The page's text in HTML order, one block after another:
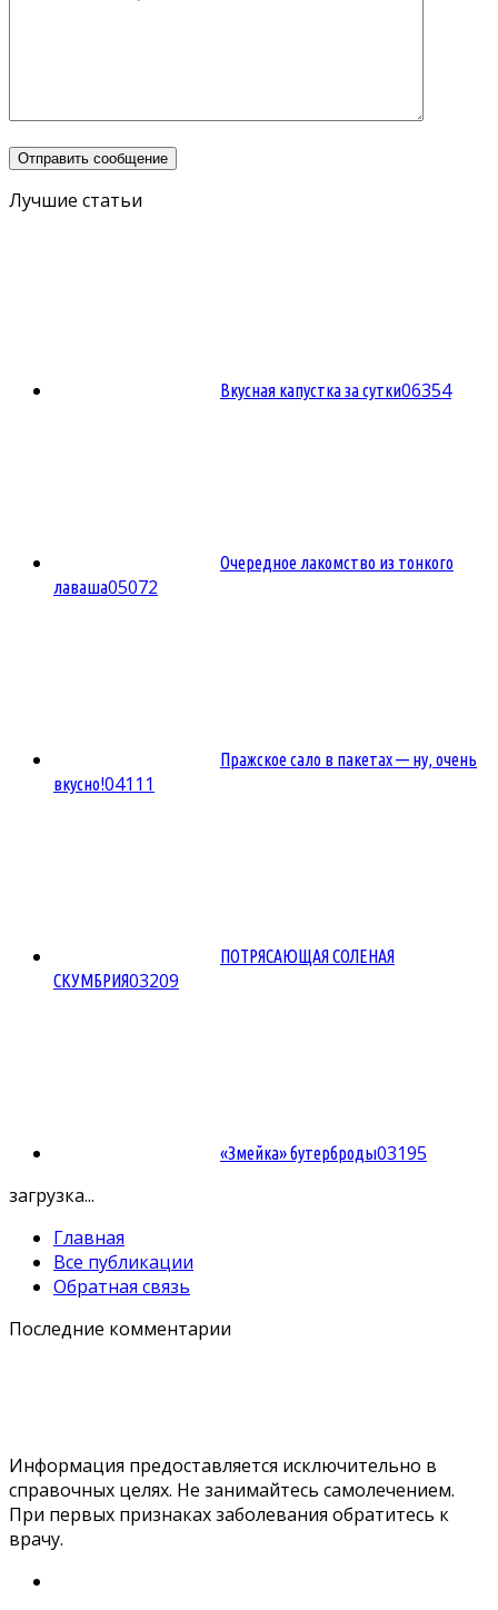
Лучшие статьи
Вкусная капустка за сутки06354
Очередное лакомство из тонкого
лаваша05072
Пражское сало в пакетах — ну, очень
вкусно!04111
ПОТРЯСАЮЩАЯ СОЛЕНАЯ
СКУМБРИЯ03209
«Змейка» бутерброды03195
загрузка...
Главная
Все публикации
Обратная связь
Последние комментарии
Информация предоставляется исключительно в
справочных целях. Не занимайтесь самолечением.
При первых признаках заболевания обратитесь к
врачу.